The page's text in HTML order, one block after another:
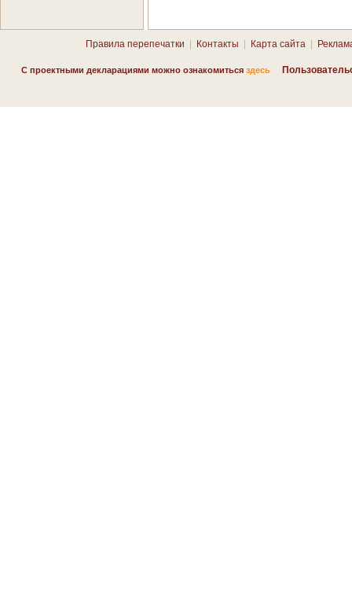
Правила перепечатки Контакты Карта сайта
С проектными декларациями можно ознакомиться здесь